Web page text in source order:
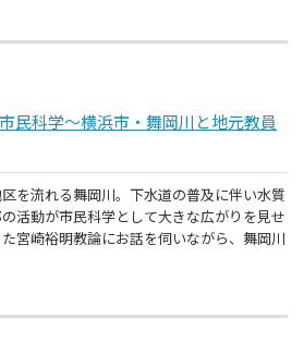
民科学～横浜市・舞岡川と地元教員
を流れる舞岡川。下水道の普及に伴い水質
活動が市民科学として大きな広がりを見せ
宮崎裕明教論にお話を伺いながら、舞岡川